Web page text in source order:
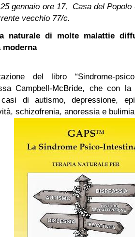
gennaio ore 17,
Casa del Popolo
vecchio 77/c.
naturale di molte malattie
moderna
del libro “Sindrome-
Campbell-McBride, che con la
di autismo, depressione,
schizofrenia, anoressia e